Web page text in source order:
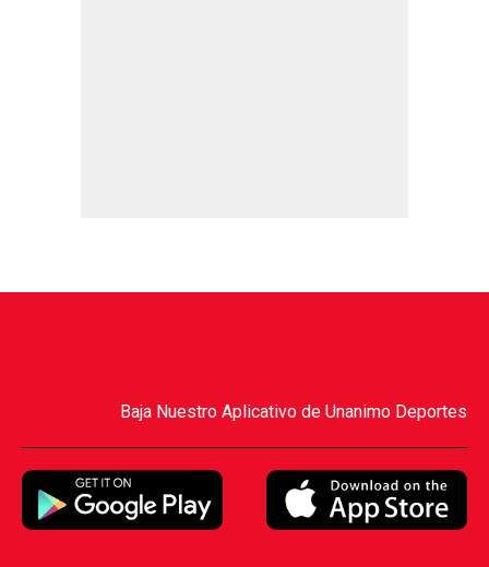
Baja Nuestro Aplicativo de Unanimo Deportes